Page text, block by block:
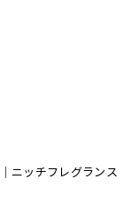
ニッチフレグランス